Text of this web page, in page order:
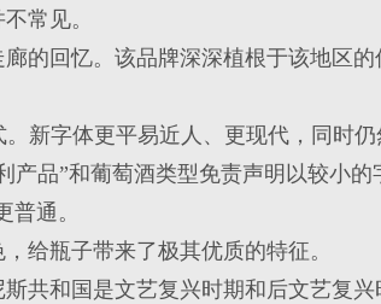
常见。
的回忆。该品牌深深植根于该地区
新字体更平易近人、更现代，同时仍
产品”和葡萄酒类型免责声明以较小
通。
给瓶子带来了极其优质的特征。
共和国是文艺复兴时期和后文艺复